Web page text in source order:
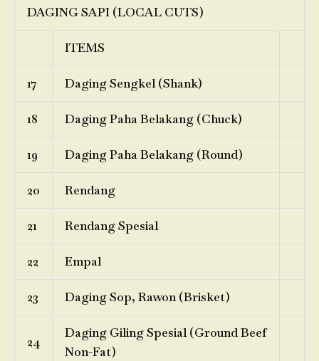
DAGING SAPI (LOCAL CUTS)
ITEMS
17 Daging Sengkel (Shank)
18 Daging Paha Belakang (Chuck)
19 Daging Paha Belakang (Round)
20 Rendang
21 Rendang Spesial
22 Empal
23 Daging Sop, Rawon (Brisket)
24
Daging Giling Spesial (Ground Beef
Non-Fat)